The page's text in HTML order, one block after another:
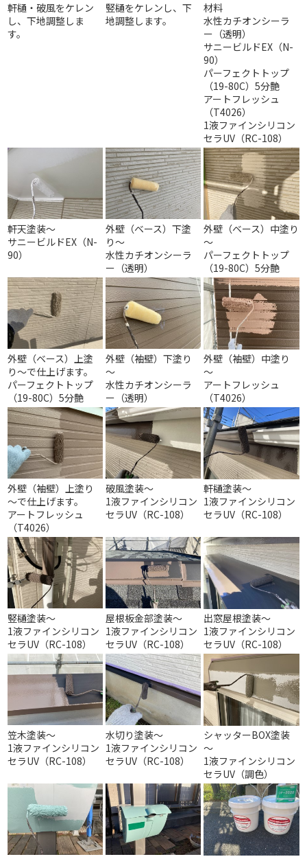
軒樋・破風をケレン
し、下地調整しま
す。
竪樋をケレンし、下
地調整します。
材料
水性カチオンシーラ
ー（透明）
サニービルドEX（N-
90）
パーフェクトトップ
（19-80C）5分艶
アートフレッシュ
（T4026）
1液ファインシリコン
セラUV（RC-108）
軒天塗装～
サニービルドEX（N-
90）
外壁（ベース）下塗
り～
水性カチオンシーラ
ー（透明）
外壁（ベース）中塗り
～
パーフェクトトップ
（19-80C）5分艶
外壁（ベース）上塗
り～で仕上げます。
パーフェクトトップ
（19-80C）5分艶
外壁（袖壁）下塗り
～
水性カチオンシーラ
ー（透明）
外壁（袖壁）中塗り
～
アートフレッシュ
（T4026）
外壁（袖壁）上塗り
～で仕上げます。
アートフレッシュ
（T4026）
破風塗装～
1液ファインシリコン
セラUV（RC-108）
軒樋塗装～
1液ファインシリコン
セラUV（RC-108）
竪樋塗装～
1液ファインシリコン
セラUV（RC-108）
屋根板金部塗装～
1液ファインシリコン
セラUV（RC-108）
出窓屋根塗装～
1液ファインシリコン
セラUV（RC-108）
笠木塗装～
1液ファインシリコン
セラUV（RC-108）
水切り塗装～
1液ファインシリコン
セラUV（RC-108）
シャッターBOX塗装
～
1液ファインシリコン
セラUV（調色）